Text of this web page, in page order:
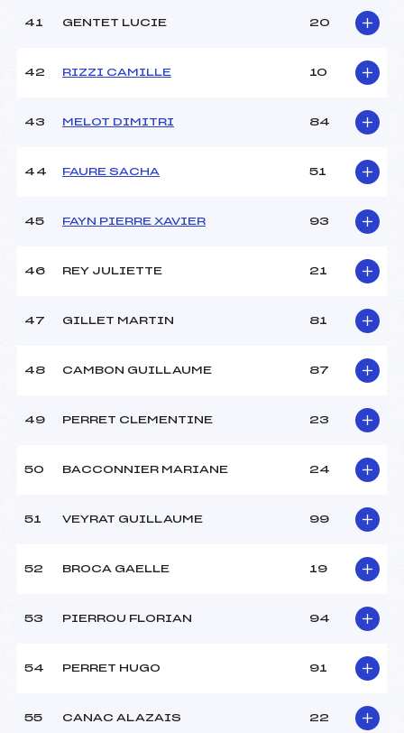
41 GENTET LUCIE 20
42 RIZZI CAMILLE 10
43 MELOT DIMITRI 84
44 FAURE SACHA 51
45 FAYN PIERRE XAVIER 93
46 REY JULIETTE 21
47 GILLET MARTIN 81
48 CAMBON GUILLAUME 87
49 PERRET CLEMENTINE 23
50 BACCONNIER MARIANE 24
51 VEYRAT GUILLAUME 99
52 BROCA GAELLE 19
53 PIERROU FLORIAN 94
54 PERRET HUGO 91
55 CANAC ALAZAIS 22